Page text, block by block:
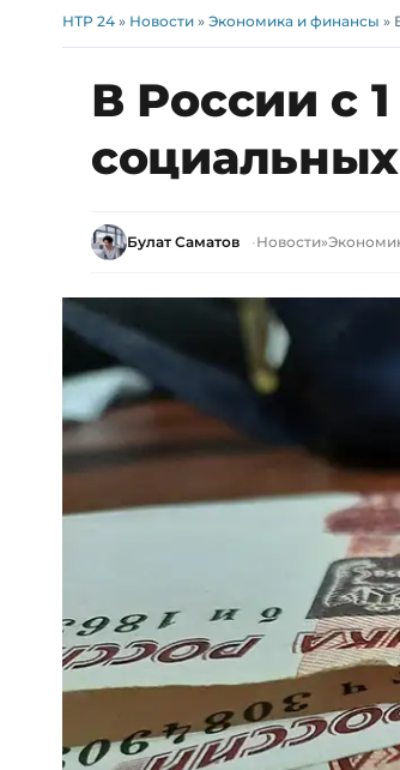
НТР 24 » Новости » Экономика и финансы »
В России с
Булат Саматов Новости»